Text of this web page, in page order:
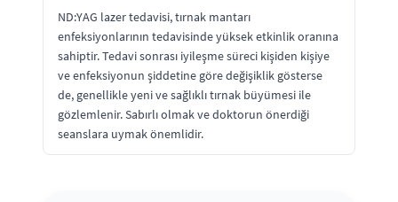
ND:YAG lazer tedavisi, tırnak mantarı
enfeksiyonlarının tedavisinde yüksek etkinlik oranına
sahiptir. Tedavi sonrası iyileşme süreci kişiden kişiye
ve enfeksiyonun şiddetine göre değişiklik gösterse
de, genellikle yeni ve sağlıklı tırnak büyümesi ile
gözlemlenir. Sabırlı olmak ve doktorun önerdiği
seanslara uymak önemlidir.